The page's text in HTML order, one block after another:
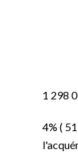
1 298
4% (